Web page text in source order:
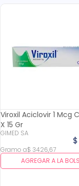
Viroxil Aciclovir 1 Mcg
X 15 Gr
GIMED SA
$
Gramo a$ 3426,67
AGREGAR A LA